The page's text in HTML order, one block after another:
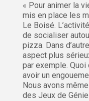
« Pour animer la
mis en place les
Le Boisé.
de socialiser
pizza. Dans
aspect plus
par exemple. Quoi
avoir un
Nous avons
des Jeux de